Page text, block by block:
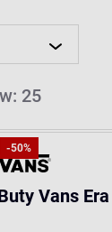
25
-50%
Vans